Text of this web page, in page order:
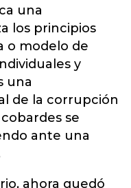
una
los principios
o modelo de
y
una
de la corrupción
se
ante una
ahora quedó